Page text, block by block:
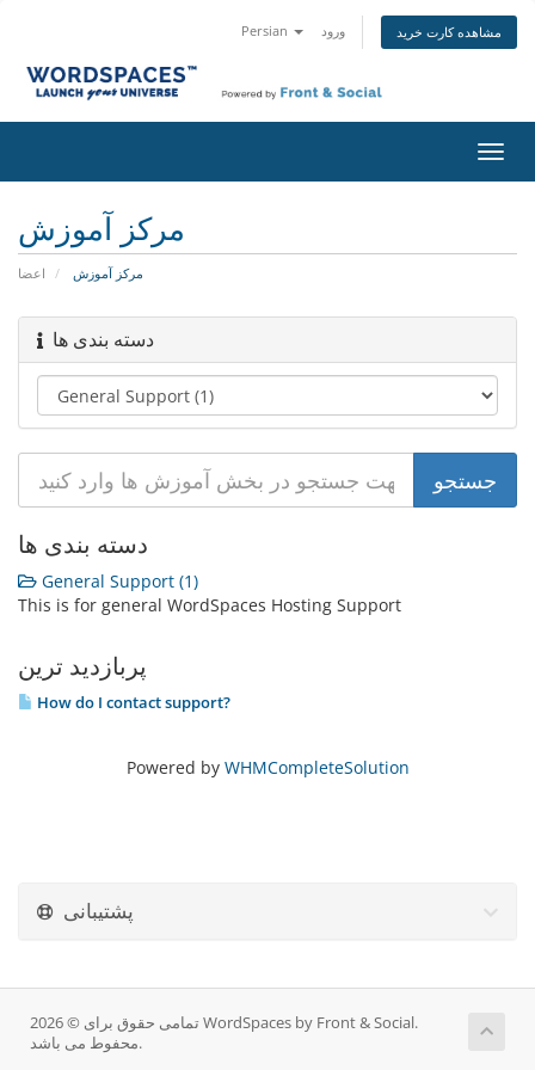
Persian ورود مشاهده کارت خرید
تغییر
مرکز آموزش
اعضا مرکز آموزش
دسته بندی ها
دسته بندی ها
General Support (1)
This is for general WordSpaces Hosting Support
پربازدید ترین
How do I contact support?
Powered by WHMCompleteSolution
پشتیبانی
تمامی حقوق برای © 2026 WordSpaces by Front & Social.
محفوط می باشد.